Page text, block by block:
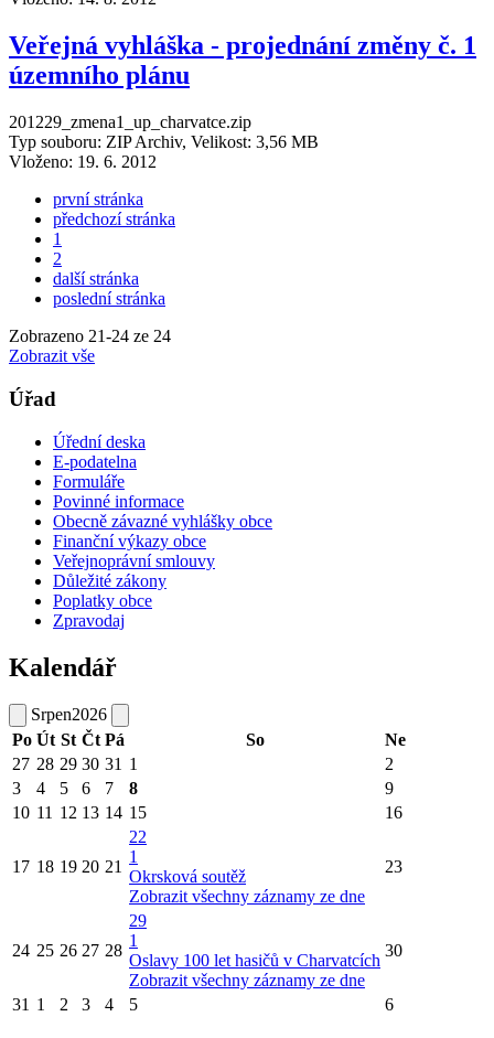
Veřejná vyhláška - projednání změny č. 1
územního plánu
201229_zmena1_up_charvatce.zip
Typ souboru: ZIP Archiv, Velikost: 3,56 MB
Vloženo: 19. 6. 2012
první stránka
předchozí stránka
1
2
další stránka
poslední stránka
Zobrazeno 21-24 ze 24
Zobrazit vše
Úřad
Úřední deska
E-podatelna
Formuláře
Povinné informace
Obecně závazné vyhlášky obce
Finanční výkazy obce
Veřejnoprávní smlouvy
Důležité zákony
Poplatky obce
Zpravodaj
Kalendář
Srpen2026
Po Út St Čt Pá So
Ne
27 28 29 30 31 1
2
3
4 5 6 7 8
9
10 11 12 13 14 15 16
17 18 19 20 21
22
1
Okrsková soutěž
Zobrazit všechny záznamy ze dne
23
24 25 26 27 28
29
1
Oslavy 100 let hasičů v Charvatcích
Zobrazit všechny záznamy ze dne
30
31 1 2 3 4 5 6